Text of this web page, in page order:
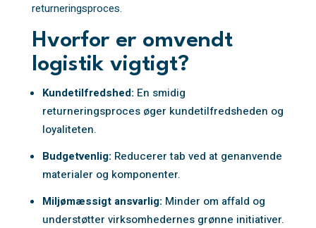
returneringsproces.
Hvorfor er omvendt
logistik vigtigt?
Kundetilfredshed: En smidig
returneringsproces øger kundetilfredsheden og
loyaliteten.
Budgetvenlig: Reducerer tab ved at genanvende
materialer og komponenter.
Miljømæssigt ansvarlig: Minder om affald og
understøtter virksomhedernes grønne initiativer.